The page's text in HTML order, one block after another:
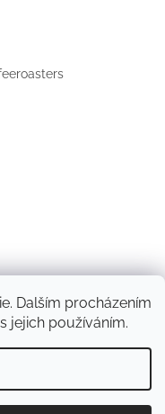
Dalším procházením
jejich používáním.